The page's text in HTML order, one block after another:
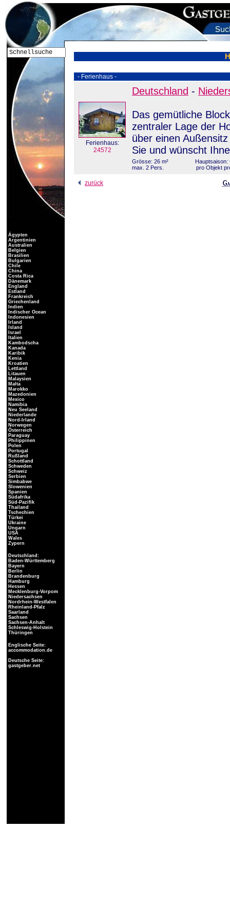
- Ferienhaus -
Ferienhaus:
24572
Deutschland -
Das gemütliche
zentraler Lage der
über einen
Sie und wünscht
Grösse: 26 m²
max. 2 Pers.
Hauptsaison:
pro Objekt
zurück
Ägypten
Argentinien
Australien
Belgien
Brasilien
Bulgarien
Chile
China
Costa Rica
Dänemark
England
Estland
Frankreich
Griechenland
Indien
Indischer Ocean
Indonesien
Irland
Island
Israel
Italien
Kambodscha
Kanada
Karibik
Kenia
Kroatien
Lettland
Litauen
Malaysien
Malta
Marokko
Mazedonien
Mexico
Namibia
Neu Seeland
Niederlande
Nord-Irland
Norwegen
Österreich
Paraguay
Philippinen
Polen
Portugal
Rußland
Schottland
Schweden
Schweiz
Serbien
Simbabwe
Slowenien
Spanien
Südafrika
Süd-Pazifik
Thailand
Tschechien
Türkei
Ukraine
Ungarn
USA
Wales
Zypern
Deutschland:
Baden-Württemberg
Bayern
Berlin
Brandenburg
Hamburg
Hessen
Mecklenburg-Vorpom
Niedersachsen
Nordrhein-Westfalen
Rheinland-Pfalz
Saarland
Sachsen
Sachsen-Anhalt
Schleswig-Holstein
Thüringen
Englische Seite:
accommodation.de
Deutsche Seite:
gastgeber.net